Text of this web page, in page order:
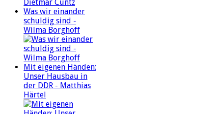
Was wir einander
schuldig sind -
Wilma Borghoff
Mit eigenen Händen:
Unser Hausbau in
der DDR - Matthias
Härtel